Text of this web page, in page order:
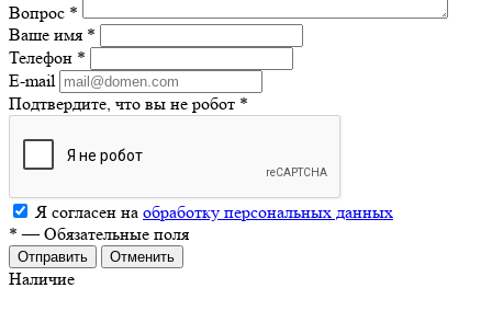
Вопрос *
Ваше имя *
Телефон *
E-mail
Подтвердите, что вы не робот *
Я согласен на обработку персональных данных
* —Обязательные поля
Отменить
Наличие